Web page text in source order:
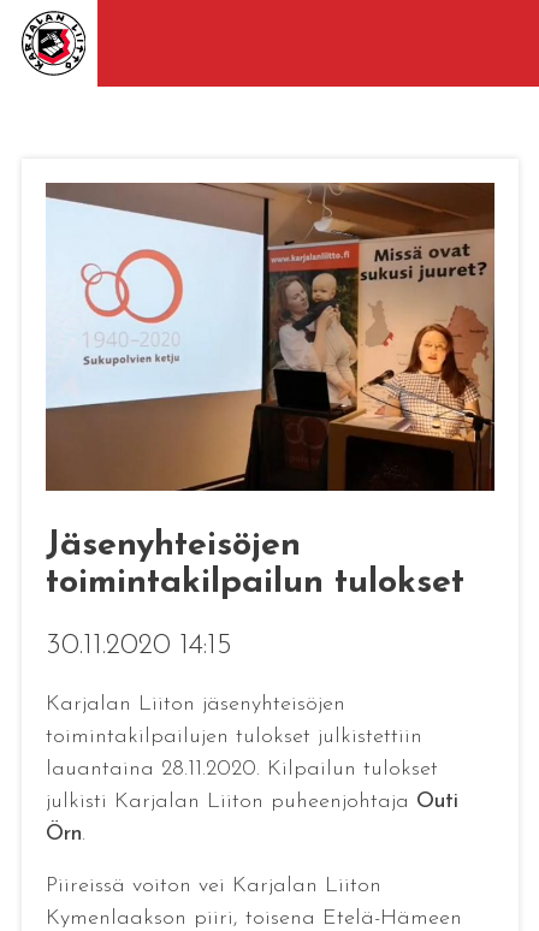
Jäsenyhteisöjen
toimintakilpailun tulokset
30.11.2020 14:15
Karjalan Liiton jäsenyhteisöjen
toimintakilpailujen tulokset julkistettiin
lauantaina 28.11.2020. Kilpailun tulokset
julkisti Karjalan Liiton puheenjohtaja Outi
Örn.
Piireissä voiton vei Karjalan Liiton
Kymenlaakson piiri, toisena Etelä-Hämeen